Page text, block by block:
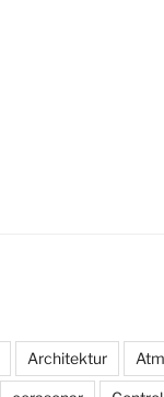
Architektur